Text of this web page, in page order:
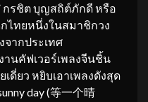
กรชิต บุญสถิต์ภักดี หรือ
กไทยหนึ่งในสมาชิกวง
ากประเทศ
นคัฟเวอร์เพลงจีนชิ้น
ดี่ยว หยิบเอาเพลงดังสุด
day (等一个晴